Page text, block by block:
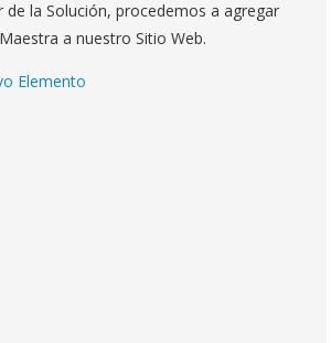
de la Solución, procedemos a agregar
a nuestro Sitio Web.